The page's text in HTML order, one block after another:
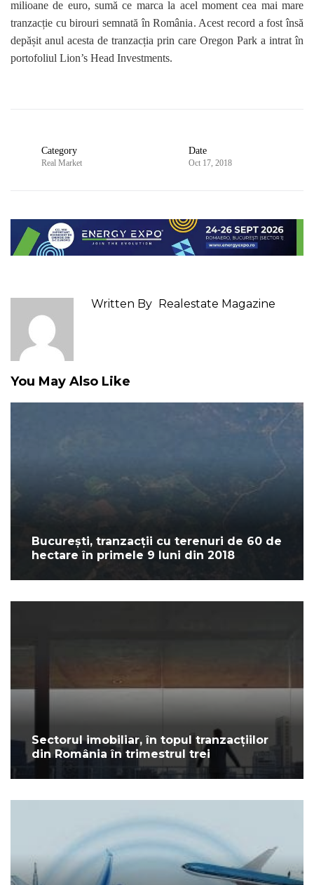
milioane de euro, sumă ce marca la acel moment cea mai mare
tranzacție cu birouri semnată în România. Acest record a fost însă
depășit anul acesta de tranzacția prin care Oregon Park a intrat în
portofoliul Lion’s Head Investments.
Category
Real Market
Date
Oct 17, 2018
Written By Realestate Magazine
You May Also Like
București, tranzacții cu terenuri de 60 de
hectare în primele 9 luni din 2018
Sectorul imobiliar, în topul tranzacțiilor
din România în trimestrul trei